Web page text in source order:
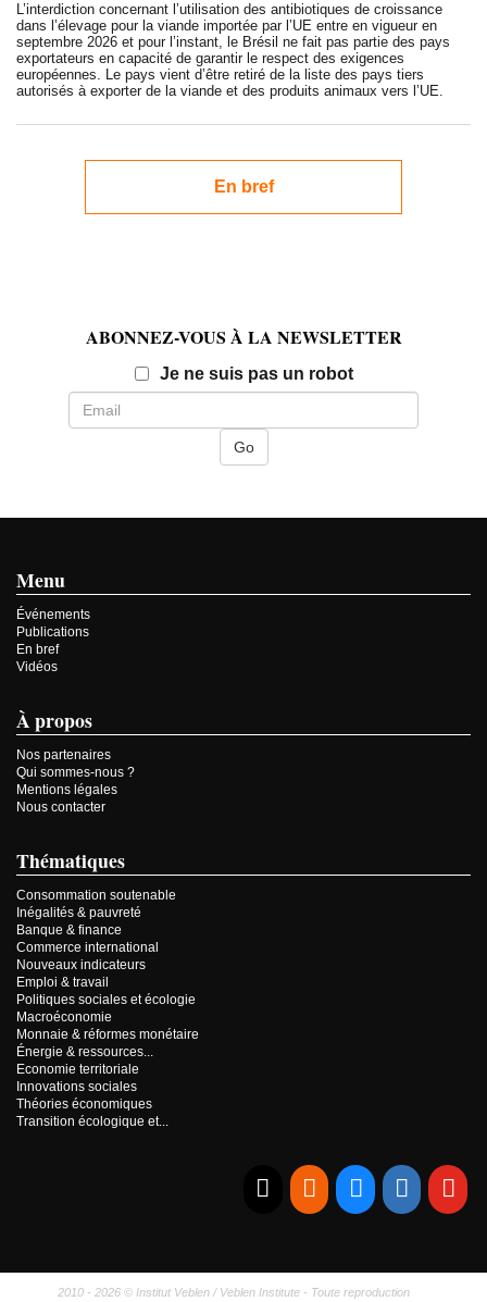
L’interdiction concernant l’utilisation des antibiotiques de croissance
dans l’élevage pour la viande importée par l’UE entre en vigueur en
septembre 2026 et pour l’instant, le Brésil ne fait pas partie des pays
exportateurs en capacité de garantir le respect des exigences
européennes. Le pays vient d’être retiré de la liste des pays tiers
autorisés à exporter de la viande et des produits animaux vers l’UE.
En bref
ABONNEZ-VOUS À LA NEWSLETTER
Je ne suis pas un robotEmail
Menu
Événements
Publications
En bref
Vidéos
À propos
Nos partenaires
Qui sommes-nous ?
Mentions légales
Nous contacter
Thématiques
Consommation soutenable
Inégalités & pauvreté
Banque & finance
Commerce international
Nouveaux indicateurs
Emploi & travail
Politiques sociales et écologie
Macroéconomie
Monnaie & réformes monétaire
Énergie & ressources...
Economie territoriale
Innovations sociales
Théories économiques
Transition écologique et...
2010 - 2026 © Institut Veblen / Veblen Institute - Toute reproduction